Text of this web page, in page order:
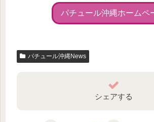
パチュール沖縄ホームペ
パチュール沖縄News
シェアする